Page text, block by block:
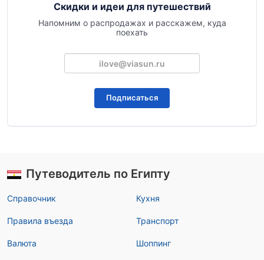
Скидки и идеи для путешествий
Напомним о распродажах и расскажем, куда
поехать
Подписаться
Путеводитель по Египту
Справочник
Правила въезда
Валюта
Кухня
Транспорт
Шоппинг